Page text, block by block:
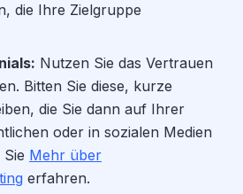
die Ihre Zielgruppe
Nutzen Sie das Vertrauen
Bitten Sie diese, kurze
die Sie dann auf Ihrer
oder in sozialen Medien
Mehr über
erfahren.